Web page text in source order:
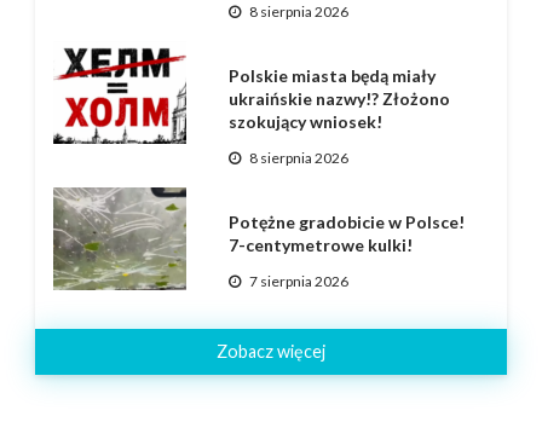
8 sierpnia 2026
Polskie miasta będą miały
ukraińskie nazwy!? Złożono
szokujący wniosek!
8 sierpnia 2026
Potężne gradobicie w Polsce!
7-centymetrowe kulki!
7 sierpnia 2026
Zobacz więcej